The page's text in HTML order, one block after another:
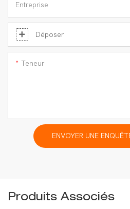
Entreprise
Déposer
Teneur
ENVOYER UNE
Produits Associés